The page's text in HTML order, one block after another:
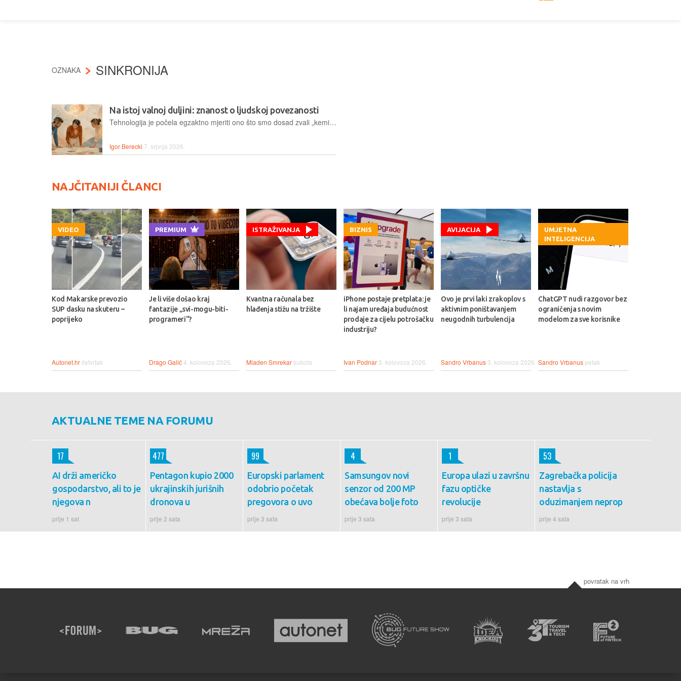
OZNAKA SINKRONIJA
Na istoj valnoj duljini: znanost o ljudskoj povezanosti
Tehnologija je počela egzaktno mjeriti ono što smo dosad zvali „kemija među nama”, „kliknuli smo” ili „dišemo u istom ritmu”
Igor Berecki 7. srpnja 2026.
NAJČITANIJI ČLANCI
VIDEO
Kod Makarske prevozio
SUP dasku na skuteru –
poprijeko
Autonet.hrčetvrtak
PREMIUM
Je li više došao kraj
fantazije „svi-mogu-biti-
programeri“?
Drago Galić4. kolovoza 2026.
ISTRAŽIVANJA
Kvantna računala bez
hlađenja stižu na tržište
Mladen Smrekar subota
BIZNIS
iPhone postaje pretplata: je
li najam uređaja budućnost
prodaje za cijelu potrošačku
industriju?
Ivan Podnar 3. kolovoza 2026.
AVIJACIJA
Ovo je prvi laki zrakoplov s
aktivnim poništavanjem
neugodnih turbulencija
Sandro Vrbanus 3. kolovoza 2026.
UMJETNA
INTELIGENCIJA
ChatGPT nudi razgovor bez
ograničenja s novim
modelom za sve korisnike
Sandro Vrbanus petak
AKTUALNE TEME NA FORUMU
AI drži američko
gospodarstvo, ali to je
njegova n
prije 1 sat
17
Pentagon kupio 2000
ukrajinskih jurišnih
dronova u
prije 2 sata
477
Europski parlament
odobrio početak
pregovora o uvo
prije 3 sata
99
Samsungov novi
senzor od 200 MP
obećava bolje foto
prije 3 sata
4
Europa ulazi u završnu
fazu optičke
revolucije
prije 3 sata
1
Zagrebačka policija
nastavlja s
oduzimanjem neprop
prije 4 sata
53
povratak na vrh